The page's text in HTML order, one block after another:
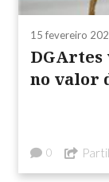
15 fevereiro
no valor
0